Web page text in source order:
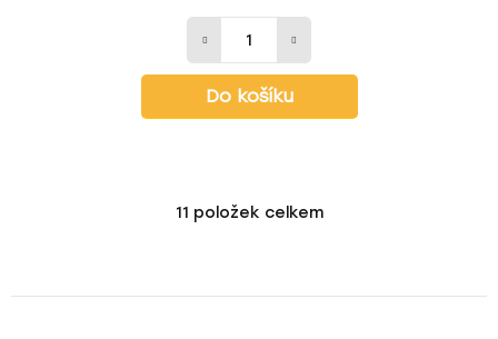
Do košíku
O
á
11 položek celkem